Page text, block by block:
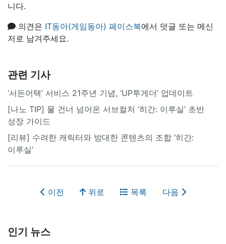
니다.
의견은 IT동아(게임동아) 페이스북에서 덧글 또는 메신
저로 남겨주세요.
관련 기사
‘서든어택’ 서비스 21주년 기념, ‘UP투게더’ 업데이트
[나노 TIP] 물 건너 넘어온 서브컬처 ‘히간: 이루실’ 초반
성장 가이드
[리뷰] 수려한 캐릭터와 방대한 콘텐츠의 조합 ‘히간:
이루실’
이전 위로 목록 다음
인기 뉴스